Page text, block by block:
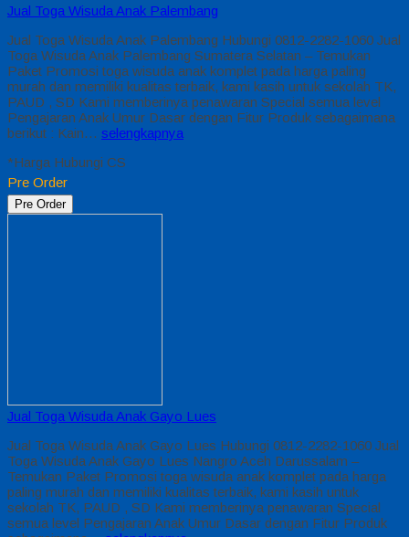
Jual Toga Wisuda Anak Palembang
Jual Toga Wisuda Anak Palembang Hubungi 0812-2282-1060 Jual
Toga Wisuda Anak Palembang Sumatera Selatan – Temukan
Paket Promosi toga wisuda anak komplet pada harga paling
murah dan memiliki kualitas terbaik, kami kasih untuk sekolah TK,
PAUD , SD Kami memberinya penawaran Special semua level
Pengajaran Anak Umur Dasar dengan Fitur Produk sebagaimana
berikut : Kain… selengkapnya
*Harga Hubungi CS
Pre Order
Pre Order
Jual Toga Wisuda Anak Gayo Lues
Jual Toga Wisuda Anak Gayo Lues Hubungi 0812-2282-1060 Jual
Toga Wisuda Anak Gayo Lues Nangro Aceh Darussalam –
Temukan Paket Promosi toga wisuda anak komplet pada harga
paling murah dan memiliki kualitas terbaik, kami kasih untuk
sekolah TK, PAUD , SD Kami memberinya penawaran Special
semua level Pengajaran Anak Umur Dasar dengan Fitur Produk